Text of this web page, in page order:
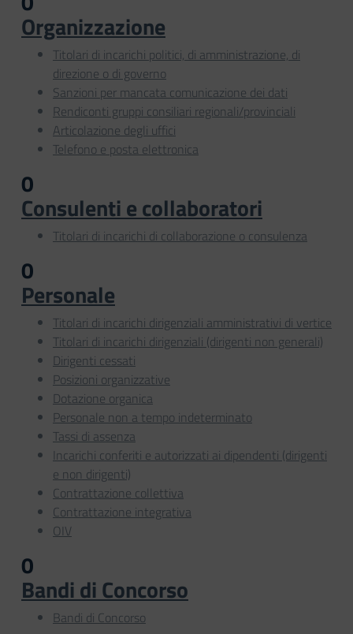
Organizzazione
Titolari di incarichi politici, di amministrazione, di
direzione o di governo
Sanzioni per mancata comunicazione dei dati
Rendiconti gruppi consiliari regionali/provinciali
Articolazione degli uffici
Telefono e posta elettronica
0
Consulenti e collaboratori
Titolari di incarichi di collaborazione o consulenza
0
Personale
Titolari di incarichi dirigenziali amministrativi di vertice
Titolari di incarichi dirigenziali (dirigenti non generali)
Dirigenti cessati
Posizioni organizzative
Dotazione organica
Personale non a tempo indeterminato
Tassi di assenza
Incarichi conferiti e autorizzati ai dipendenti (dirigenti
e non dirigenti)
Contrattazione collettiva
Contrattazione integrativa
OIV
0
Bandi di Concorso
Bandi di Concorso